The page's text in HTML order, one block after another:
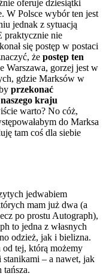
oferuje dziesiątki
W Polsce wybór ten jest
jednak z sytuacją
praktycznie nie
się postęp w postaci
że postęp ten
Warszawa, gorzej jest w
gdzie Marksów w
przekonać
kraju
warto? No cóż,
do Marksa
tam coś dla siebie
jedwabiem
mam już dwa (a
po prostu Autograph),
to jedna z własnych
odzież, jak i bielizna.
tej, którą możemy
– a nawet, jak